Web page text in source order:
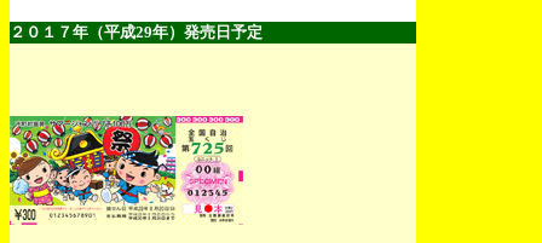
２０１７年（平成29年）発売日予定